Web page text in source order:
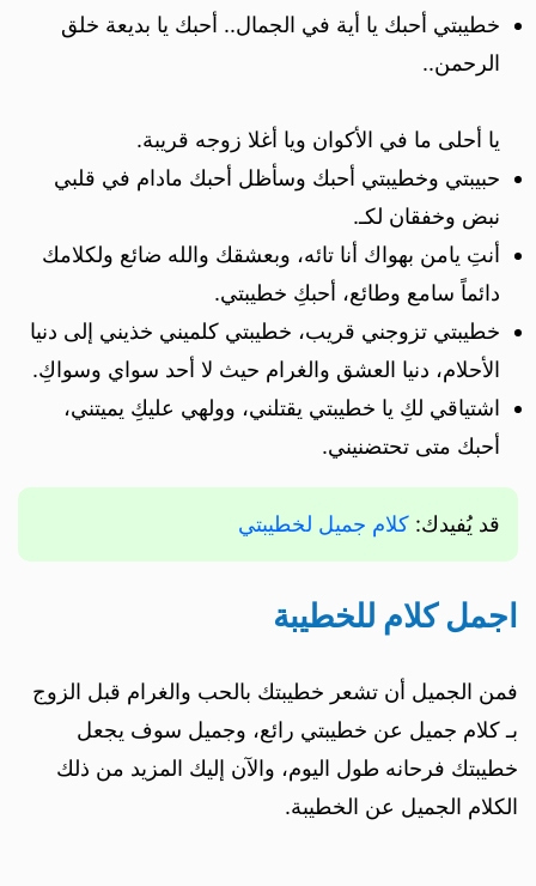
خطيبتي أحبك يا أية في الجمال.. أحبك يا بديعة خلق
الرحمن..
يا أحلى ما في الأكوان ويا أغلا زوجه قريبة.
حبيبتي وخطيبتي أحبك وسأظل أحبك مادام في قلبي
نبض وخفقان لكـ.
أنتِ يامن بهواك أنا تائه، وبعشقك والله ضائع ولكلامك
دائماً سامع وطائع، أحبكِ خطيبتي.
خطيبتي تزوجني قريب، خطيبتي كلميني خذيني إلى دنيا
الأحلام، دنيا العشق والغرام حيث لا أحد سواي وسواكِ.
اشتياقي لكِ يا خطيبتي يقتلني، وولهي عليكِ يميتني،
أحبك متى تحتضنيني.
قد يُفيدك: كلام جميل لخطيبتي
اجمل كلام للخطيبة
فمن الجميل أن تشعر خطيبتك بالحب والغرام قبل الزوج
بـ كلام جميل عن خطيبتي رائع، وجميل سوف يجعل
خطيبتك فرحانه طول اليوم، والآن إليك المزيد من ذلك
الكلام الجميل عن الخطيبة.